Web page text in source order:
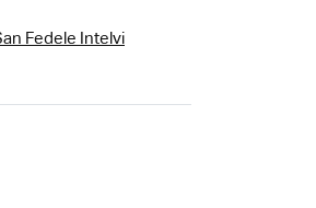
Fedele Intelvi